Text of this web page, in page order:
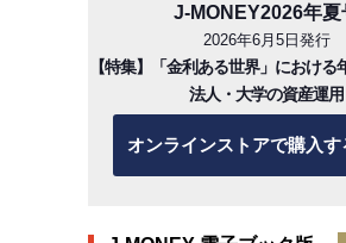
J-MONEY2026年夏
2026年6月5日発行
【特集】「金利ある世界」における
法人・大学の資産運用
オンラインストアで購入す